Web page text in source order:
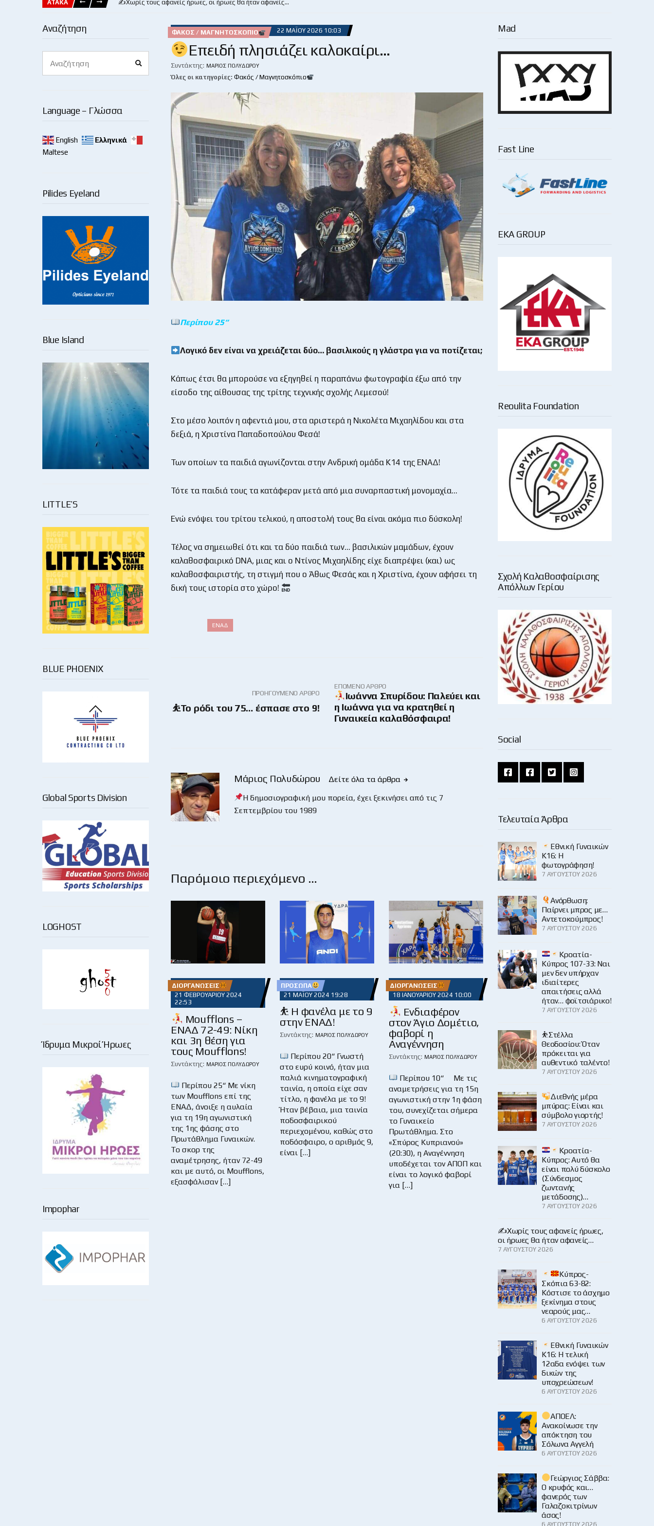
ΑΤΑΚΑ ✍️Χωρίς τους αφανείς ήρωες, οι ήρωες θα ήταν αφανείς…
Αναζήτηση
for:
Language – Γλώσσα
English
Ελληνικά
Maltese
Pilides Eyeland
Blue Island
LITTLE’S
BLUE PHOENIX
Global Sports Division
LOGHOST
Ίδρυμα Μικροί Ήρωες
Impophar
ΦΑΚΌΣ / ΜΑΓΝΗΤΟΣΚΌΠΙΟ 22 ΜΑΪ́ΟΥ 2026 10:03
Επειδή πλησιάζει καλοκαίρι…
Συντάκτης: ΜΆΡΙΟΣ ΠΟΛΥΔΏΡΟΥ
Όλες οι κατηγορίες: Φακός / Μαγνητοσκόπιο
Περίπου 25“
Λογικό δεν είναι να χρειάζεται δύο… βασιλικούς η γλάστρα για να ποτίζεται;
Κάπως έτσι θα μπορούσε να εξηγηθεί η παραπάνω φωτογραφία έξω από την
είσοδο της αίθουσας της τρίτης τεχνικής σχολής Λεμεσού!
Στο μέσο λοιπόν η αφεντιά μου, στα αριστερά η Νικολέτα Μιχαηλίδου και στα
δεξιά, η Χριστίνα Παπαδοπούλου Φεσά!
Των οποίων τα παιδιά αγωνίζονται στην Ανδρική ομάδα Κ14 της ΕΝΑΔ!
Τότε τα παιδιά τους τα κατάφεραν μετά από μια συναρπαστική μονομαχία…
Ενώ ενόψει του τρίτου τελικού, η αποστολή τους θα είναι ακόμα πιο δύσκολη!
Τέλος να σημειωθεί ότι και τα δύο παιδιά των… βασιλικών μαμάδων, έχουν
καλαθοσφαιρικό DNA, μιας και ο Ντίνος Μιχαηλίδης είχε διαπρέψει (και) ως
καλαθοσφαιριστής, τη στιγμή που ο Άθως Φεσάς και η Χριστίνα, έχουν αφήσει τη
δική τους ιστορία στο χώρο!
ΕΝΑΔ
ΠΡΟΗΓΟΎΜΕΝΟ ΆΡΘΡΟ
⛹️Το ρόδι του 75… έσπασε στο 9!
ΕΠΌΜΕΝΟ ΆΡΘΡΟ
Ιωάννα Σπυρίδου: Παλεύει και
η Ιωάννα για να κρατηθεί η
Γυναικεία καλαθόσφαιρα!
Μάριος Πολυδώρου
Δείτε όλα τα άρθρα
Η δημοσιογραφική μου πορεία, έχει ξεκινήσει από τις 7
Σεπτεμβρίου του 1989
Παρόμοιο περιεχόμενο …
ΔΙΟΡΓΑΝΏΣΕΙΣ
21 ΦΕΒΡΟΥΑΡΊΟΥ 2024
22:53
Moufflons –
ΕΝΑΔ 72-49: Νίκη
και 3η θέση για
τους Moufflons!
Συντάκτης: ΜΆΡΙΟΣ ΠΟΛΥΔΏΡΟΥ
Περίπου 25“ Με νίκη
των Moufflons επί της
ΕΝΑΔ, άνοιξε η αυλαία
για τη 19η αγωνιστική
της 1ης φάσης στο
Πρωτάθλημα Γυναικών.
Το σκορ της
αναμέτρησης, ήταν 72-49
και με αυτό, οι Moufflons,
εξασφάλισαν […]
ΠΡΌΣΩΠΑ
21 ΜΑΪ́ΟΥ 2024 19:28
⛹ Η φανέλα με το 9
στην ΕΝΑΔ!
Συντάκτης: ΜΆΡΙΟΣ ΠΟΛΥΔΏΡΟΥ
Περίπου 20“ Γνωστή
στο ευρύ κοινό, ήταν μια
παλιά κινηματογραφική
ταινία, η οποία είχε σαν
τίτλο, η φανέλα με το 9!
Ήταν βέβαια, μια ταινία
ποδοσφαιρικού
περιεχομένου, καθώς στο
ποδόσφαιρο, ο αριθμός 9,
είναι […]
ΔΙΟΡΓΑΝΏΣΕΙΣ
18 ΙΑΝΟΥΑΡΊΟΥ 2024 10:00
Ενδιαφέρον
στον Άγιο Δομέτιο,
φαβορί η
Αναγέννηση
Συντάκτης: ΜΆΡΙΟΣ ΠΟΛΥΔΏΡΟΥ
Περίπου 10“ Με τις
αναμετρήσεις για τη 15η
αγωνιστική στην 1η φάση
του, συνεχίζεται σήμερα
το Γυναικείο
Πρωτάθλημα. Στο
«Σπύρος Κυπριανού»
(20:30), η Αναγέννηση
υποδέχεται τον ΑΠΟΠ και
είναι το λογικό φαβορί
για […]
Mad
Fast Line
EKA GROUP
Reoulita Foundation
Σχολή Καλαθοσφαίρισης
Απόλλων Γερίου
Social
Τελευταία Άρθρα
Εθνική Γυναικών
Κ16: Η
φωτογράφηση!
7 ΑΥΓΟΎΣΤΟΥ 2026
Ανόρθωση:
Παίρνει μπρος με…
Αντετοκούμπρος!
7 ΑΥΓΟΎΣΤΟΥ 2026
Κροατία-
Κύπρος 107-33: Ναι
μεν δεν υπήρχαν
ιδιαίτερες
απαιτήσεις αλλά
ήταν… φοϊτσιάρικο!
7 ΑΥΓΟΎΣΤΟΥ 2026
⛹️Στέλλα
Θεοδοσίου: Όταν
πρόκειται για
αυθεντικό ταλέντο!
7 ΑΥΓΟΎΣΤΟΥ 2026
Διεθνής μέρα
μπύρας: Είναι και
σύμβολο γιορτής!
7 ΑΥΓΟΎΣΤΟΥ 2026
Κροατία-
Κύπρος: Αυτό θα
είναι πολύ δύσκολο
(Σύνδεσμος
ζωντανής
μετάδοσης)…
7 ΑΥΓΟΎΣΤΟΥ 2026
✍️Χωρίς τους αφανείς ήρωες,
οι ήρωες θα ήταν αφανείς…
7 ΑΥΓΟΎΣΤΟΥ 2026
Κύπρος-
Σκόπια 63-82:
Κόστισε το άσχημο
ξεκίνημα στους
νεαρούς μας…
6 ΑΥΓΟΎΣΤΟΥ 2026
Εθνική Γυναικών
Κ16: Η τελική
12αδα ενόψει των
δικών της
υποχρεώσεων!
6 ΑΥΓΟΎΣΤΟΥ 2026
ΑΠΟΕΛ:
Ανακοίνωσε την
απόκτηση του
Σόλωνα Αγγελή
6 ΑΥΓΟΎΣΤΟΥ 2026
Γεώργιος Σάββα:
Ο κρυφός και…
φανερός των
Γαλαζοκιτρίνων
άσος!
6 ΑΥΓΟΎΣΤΟΥ 2026